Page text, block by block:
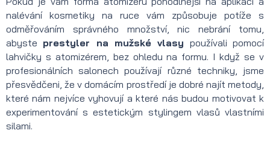
nalévání kosmetiky na ruce vám způsobuje potíže s
odměřováním správného množství, nic nebrání tomu,
abyste prestyler na mužské vlasy používali pomocí
lahvičky s atomizérem, bez ohledu na formu. I když se v
profesionálních salonech používají různé techniky, jsme
přesvědčeni, že v domácím prostředí je dobré najít metody,
které nám nejvíce vyhovují a které nás budou motivovat k
experimentování s estetickým stylingem vlasů vlastními
silami.